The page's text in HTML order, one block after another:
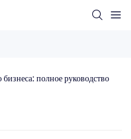
полное руководство